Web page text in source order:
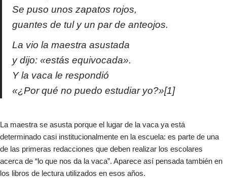
Se puso unos zapatos rojos,
guantes de tul y un par de anteojos.
La vio la maestra asustada
y dijo: «estás equivocada».
Y la vaca le respondió
«¿Por qué no puedo estudiar yo?»[1]
La maestra se asusta porque el lugar de la vaca ya está
determinado casi institucionalmente en la escuela: es parte de una
de las primeras redacciones que deben realizar los escolares
acerca de “lo que nos da la vaca”. Aparece así pensada también en
los libros de lectura utilizados en esos años.​